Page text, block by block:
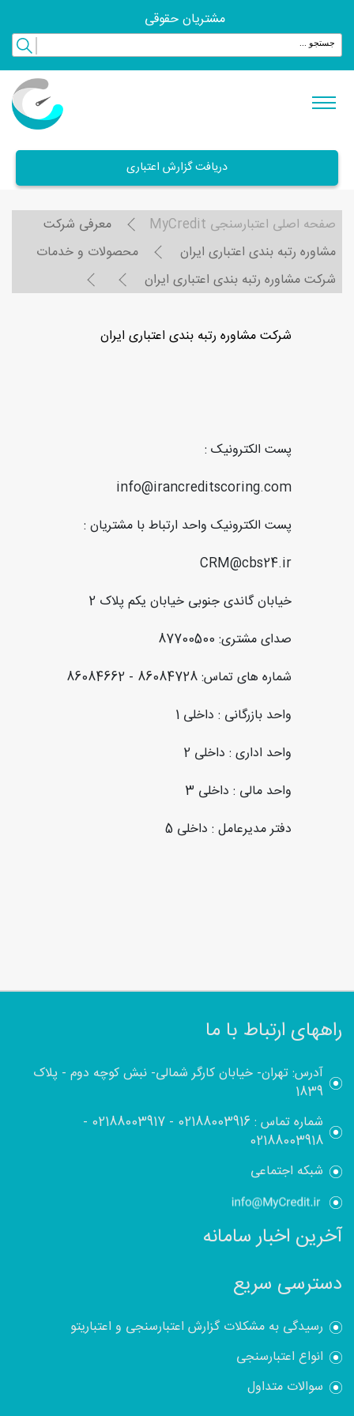
مشتریان حقوقی
دریافت گزارش اعتباری
صفحه اصلی اعتبارسنجی MyCredit
معرفی شرکت
مشاوره رتبه بندی اعتباری ایران
محصولات و خدمات
شرکت مشاوره رتبه بندی اعتباری ایران
شرکت مشاوره رتبه بندی اعتباری ایران
پست الکترونیک :
info@irancreditscoring.com
پست الکترونیک واحد ارتباط با مشتریان :
CRM@cbs24.ir
خیابان گاندی جنوبی خیابان یکم پلاک 2
صدای مشتری: 87700500
شماره های تماس: 86084728 - 86084662
واحد بازرگانی : داخلی 1
واحد اداری : داخلی 2
واحد مالی : داخلی 3
دفتر مدیرعامل : داخلی 5
راههای ارتباط با ما
آدرس: تهران- خیابان کارگر شمالی- نبش کوچه دوم - پلاک
1839
شماره تماس :02188003916
-
02188003917
-
02188003918
شبکه اجتماعی
آخرین اخبار سامانه
دسترسی سریع
رسیدگی به مشکلات گزارش اعتبارسنجی و اعتباریتو
انواع اعتبارسنجی
سوالات متداول